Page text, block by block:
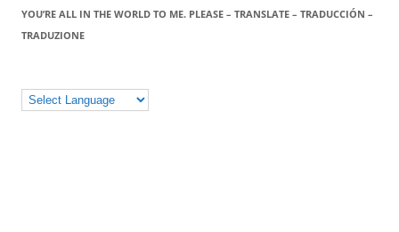
YOU’RE ALL IN THE WORLD TO ME. PLEASE – TRANSLATE – TRADUCCIÓN –
TRADUZIONE